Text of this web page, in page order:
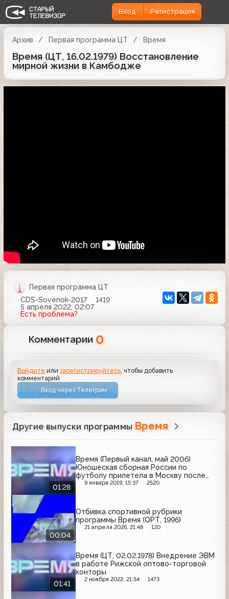
Вход Регистрация
Архив Первая программа ЦТ Время
Время (ЦТ, 16.02.1979) Восстановление
мирной жизни в Камбодже
Первая программа ЦТ
CDS-Sovenok-2017
1419
5 апреля 2022, 02:07
Есть проблема?
Комментарии 0
Войдите илизарегистрируйтесь , чтобы добавить
комментарий
Вход через Телеграм
Другие выпуски программы Время
01:28
Время (Первый канал, май 2006)
Юношеская сборная России по
футболу прилетела в Москву после
победы на чемпионате Европы
9 января 2019, 15:37 2520
00:04
Отбивка спортивной рубрики
программы Время (ОРТ, 1996)
21 апреля 2026, 21:48 120
01:41
Время (ЦТ, 02.02.1978) Внедрение ЭВМ
в работе Рижской оптово-торговой
конторы
2 ноября 2022, 21:54 1473